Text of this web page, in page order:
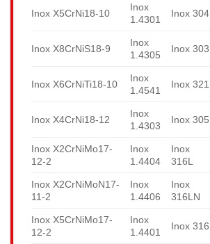
Inox X5CrNi18-10
Inox
1.4301
Inox 304
Inox X8CrNiS18-9
Inox
1.4305
Inox 303
Inox X6CrNiTi18-10
Inox
1.4541
Inox 321
Inox X4CrNi18-12
Inox
1.4303
Inox 305
Inox X2CrNiMo17-
12-2
Inox
1.4404
Inox
316L
Inox X2CrNiMoN17-
11-2
Inox
1.4406
Inox
316LN
Inox X5CrNiMo17-
12-2
Inox
1.4401
Inox 316